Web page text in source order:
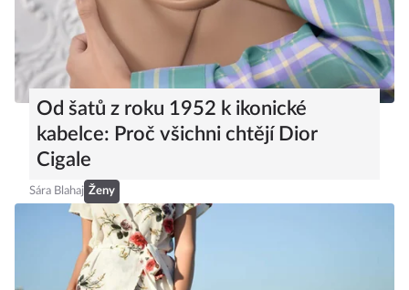
Od šatů z roku 1952 k ikonické
kabelce: Proč všichni chtějí Dior
Cigale
Ženy